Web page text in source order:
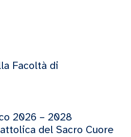
Facoltà di
2026 – 2028
del Sacro Cuore